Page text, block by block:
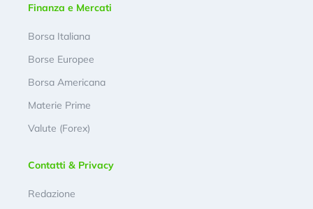
Finanza e Mercati
Borsa Italiana
Borse Europee
Borsa Americana
Materie Prime
Valute (Forex)
Contatti & Privacy
Redazione